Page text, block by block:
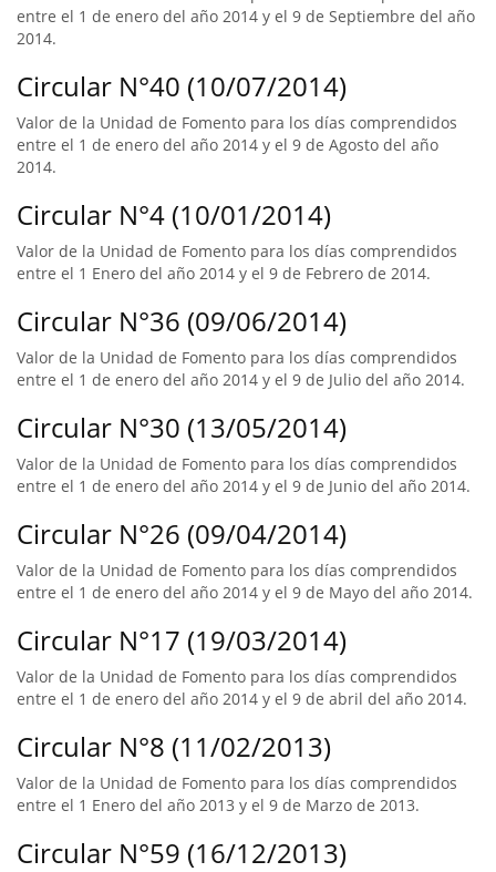
entre el 1 de enero del año 2014 y el 9 de Septiembre del año
2014.
Circular N°40 (10/07/2014)
Valor de la Unidad de Fomento para los días comprendidos
entre el 1 de enero del año 2014 y el 9 de Agosto del año
2014.
Circular N°4 (10/01/2014)
Valor de la Unidad de Fomento para los días comprendidos
entre el 1 Enero del año 2014 y el 9 de Febrero de 2014.
Circular N°36 (09/06/2014)
Valor de la Unidad de Fomento para los días comprendidos
entre el 1 de enero del año 2014 y el 9 de Julio del año 2014.
Circular N°30 (13/05/2014)
Valor de la Unidad de Fomento para los días comprendidos
entre el 1 de enero del año 2014 y el 9 de Junio del año 2014.
Circular N°26 (09/04/2014)
Valor de la Unidad de Fomento para los días comprendidos
entre el 1 de enero del año 2014 y el 9 de Mayo del año 2014.
Circular N°17 (19/03/2014)
Valor de la Unidad de Fomento para los días comprendidos
entre el 1 de enero del año 2014 y el 9 de abril del año 2014.
Circular N°8 (11/02/2013)
Valor de la Unidad de Fomento para los días comprendidos
entre el 1 Enero del año 2013 y el 9 de Marzo de 2013.
Circular N°59 (16/12/2013)